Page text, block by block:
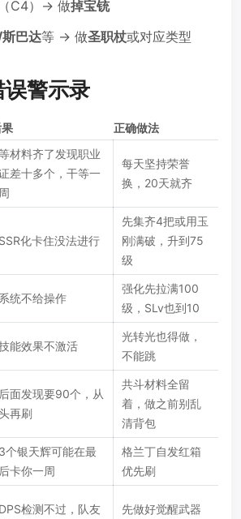
（C4）→ 做掉宝铳
巴达等 → 做圣职杖或对应类型
警示录
果 正确做法
材料齐了发现职业
差十多个，干等一
周
每天坚持荣誉
换，20天就齐
SSR化卡住没法进行
先集齐4把或用玉
刚满破，升到75
级
系统不给操作
强化先拉满100
级，SLv也到10
能效果不激活
光转光也得做，
不能跳
后面发现要90个，从
再刷
共斗材料全留
着，做之前别乱
清背包
3个银天辉可能在最
后卡你一周
格兰丁自发红箱
优先刷
DPS检测不过，队友
先做好觉醒武器